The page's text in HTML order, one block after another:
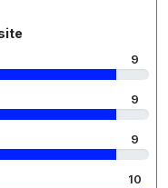
9
9
9
10